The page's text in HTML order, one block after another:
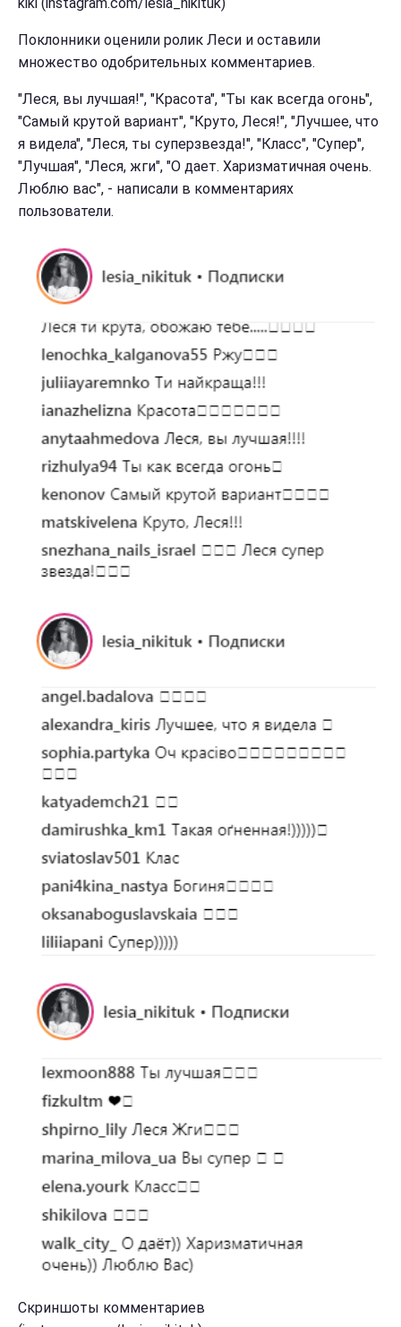
Поклонники оценили ролик Леси и оставили
множество одобрительных комментариев.
"Леся, вы лучшая!", "Красота", "Ты как всегда огонь",
"Самый крутой вариант", "Круто, Леся!", "Лучшее, что
я видела", "Леся, ты суперзвезда!", "Класс", "Супер",
"Лучшая", "Леся, жги", "О дает. Харизматичная очень.
Люблю вас", - написали в комментариях
пользователи.
Скриншоты комментариев